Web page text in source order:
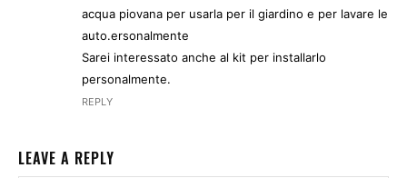
acqua piovana per usarla per il giardino e per lavare le
auto.ersonalmente
Sarei interessato anche al kit per installarlo
personalmente.
REPLY
LEAVE A REPLY